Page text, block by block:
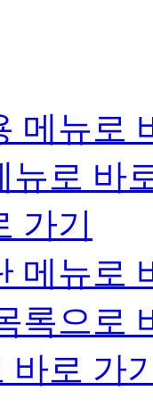
메뉴로
뉴로 바
가기
메뉴로
록으로
바로 가